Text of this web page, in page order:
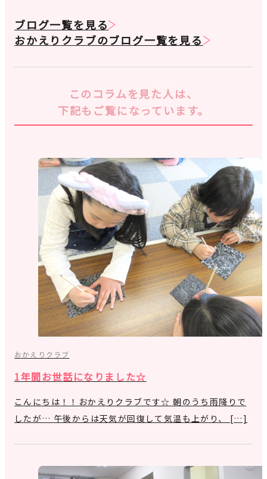
ブログ一覧を見る
おかえりクラブのブログ一覧を見る
このコラムを見た人は、
下記もご覧になっています。
おかえりクラブ
1年間お世話になりました☆
こんにちは！！おかえりクラブです☆ 朝のうち雨降りで
したが… 午後からは天気が回復して気温も上がり、 […]